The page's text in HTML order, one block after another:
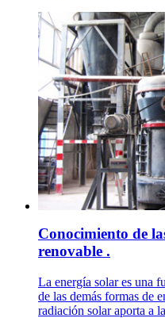
Conocimiento de
renovable .
La energía solar es una
de las demás formas de
radiación solar aporta a